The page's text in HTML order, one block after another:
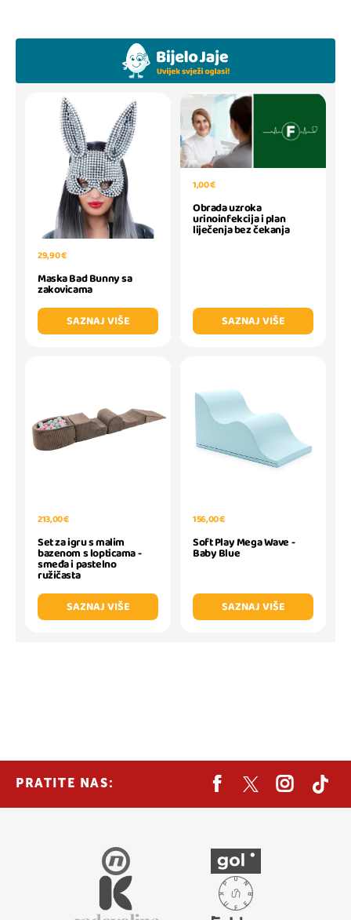
29,90 €
Maska Bad Bunny sa
zakovicama
SAZNAJ VIŠE
1,00 €
Obrada uzroka
urinoinfekcija i plan
liječenja bez čekanja
SAZNAJ VIŠE
213,00 €
Set za igru s malim
bazenom s lopticama -
smeđa i pastelno
ružičasta
SAZNAJ VIŠE
156,00 €
Soft Play Mega Wave -
Baby Blue
SAZNAJ VIŠE
PRATITE NAS: